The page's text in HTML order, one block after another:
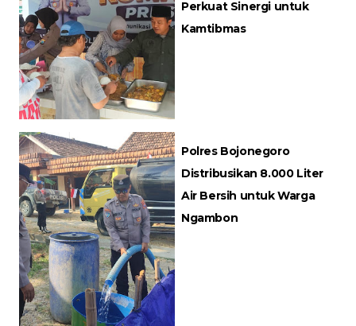
Perkuat Sinergi untuk
Kamtibmas
Polres Bojonegoro
Distribusikan 8.000 Liter
Air Bersih untuk Warga
Ngambon